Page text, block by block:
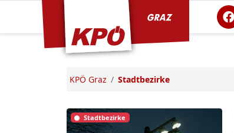
KPÖ Graz Stadtbezirke
Stadtbezirke